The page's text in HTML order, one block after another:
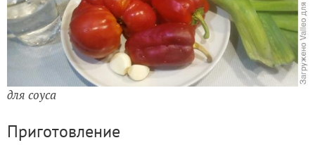
для соуса
Приготовление